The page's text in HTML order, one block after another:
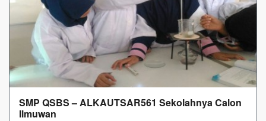
SMP QSBS – ALKAUTSAR561 Sekolahnya Calon
Ilmuwan